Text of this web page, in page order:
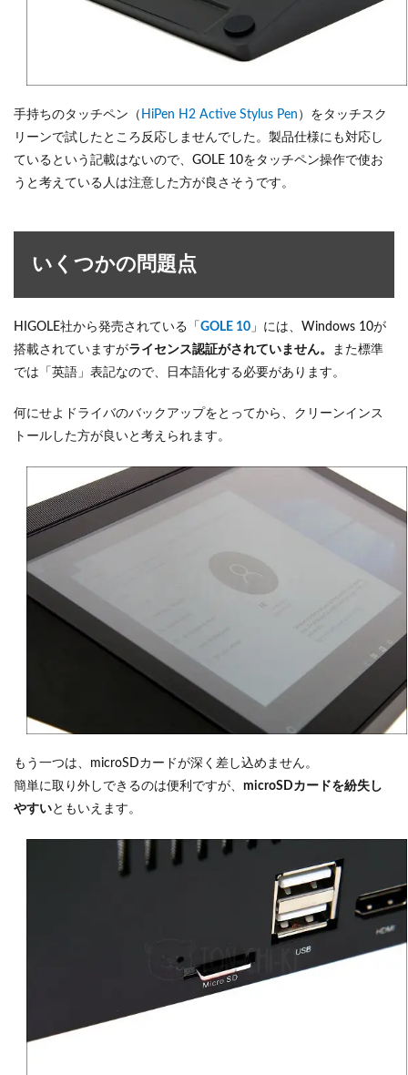
手持ちのタッチペン（ HiPen H2 Active Stylus Pen ）をタッチスク
リーンで試したところ反応しませんでした。製品仕様にも対応し
ているという記載はないので、GOLE 10をタッチペン操作で使お
うと考えている人は注意した方が良さそうです。
いくつかの問題点
HIGOLE社から発売されている「 GOLE 10 」には、Windows 10が
搭載されていますがライセンス認証がされていません。
また標準
では「英語」表記なので、日本語化する必要があります。
何にせよドライバのバックアップをとってから、クリーンインス
トールした方が良いと考えられます。
もう一つは、microSDカードが深く差し込めません。
簡単に取り外しできるのは便利ですが、 microSDカードを紛失し
やすいともいえます。